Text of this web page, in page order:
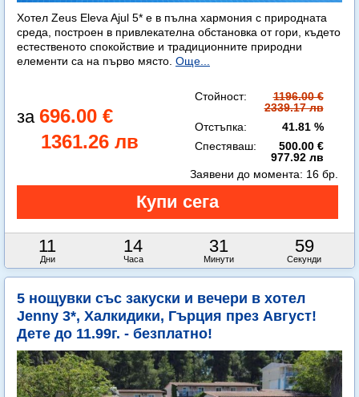
Хотел Zeus Eleva Ajul 5* е в пълна хармония с природната
среда, построен в привлекателна обстановка от гори, където
естественото спокойствие и традиционните природни
елементи са на първо място. Още...
696.00 €
1361.26 лв
Стойност:
1196.00 €
2339.17 лв
Отстъпка:
41.81 %
Спестяваш:
500.00 €
977.92 лв
11
Дни
14
Часа
31
Минути
58
Секунди
Заявени до момента: 16 бр.
5 нощувки със закуски и вечери в хотел
Jenny 3*, Халкидики, Гърция през Август!
Дете до 11.99г. - безплатно!